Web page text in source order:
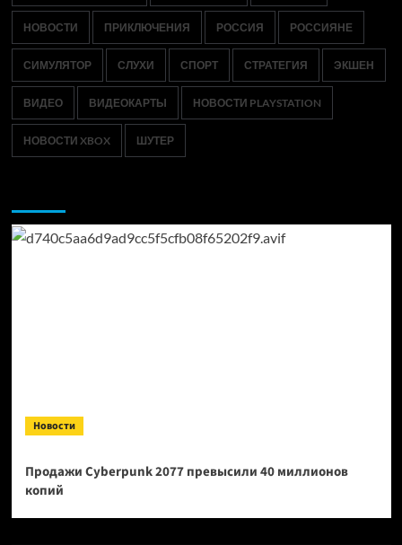
НОВОСТИ ПРИКЛЮЧЕНИЯ РОССИЯ РОССИЯНЕ
СИМУЛЯТОР СЛУХИ СПОРТ СТРАТЕГИЯ ЭКШЕН
ВИДЕО ВИДЕОКАРТЫ НОВОСТИ PLAYSTATION
НОВОСТИ XBOX ШУТЕР
Новости
Продажи Cyberpunk 2077 превысили 40 миллионов
копий